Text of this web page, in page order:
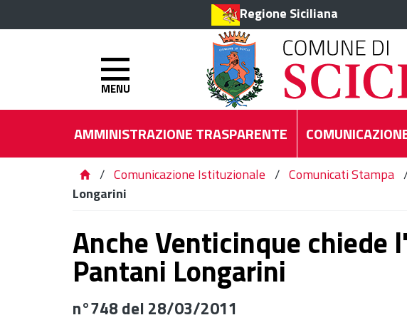
Regione Siciliana
MENU
AMMINISTRAZIONE TRASPARENTE
/ Comunicazione Istituzionale / Comunicati Stampa
Longarini
Anche Venticinque
Pantani Longarini
n°748 del 28/03/2011